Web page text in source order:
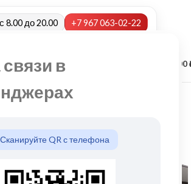
в
Сканируйте QR с телефона
8.00 до 20.00 +7 967 063-02-22
0,00